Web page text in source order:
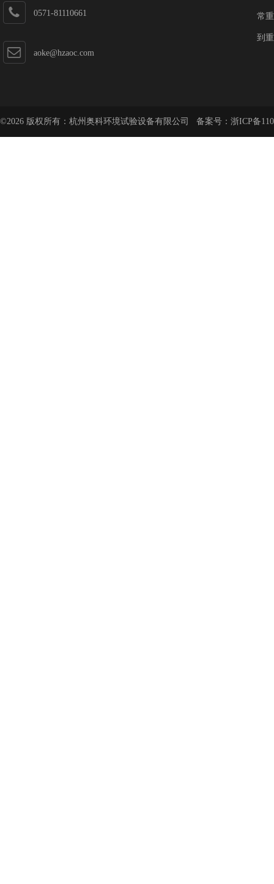
0571-81110661
aoke@hzaoc.com
常
到
©2026 版权所有：杭州奥科环境试验设备有限公司 备案号： 浙ICP备